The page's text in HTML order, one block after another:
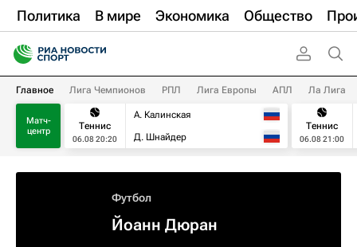
Политика В мире Экономика Общество
Главное Лига Чемпионов РПЛ Лига Европы АПЛ Ла Лига
Матч-
центр
Теннис
06.08 20:20
А. Калинская
Д. Шнайдер
Теннис
06.08 21:00
Футбол
Йоанн Дюран